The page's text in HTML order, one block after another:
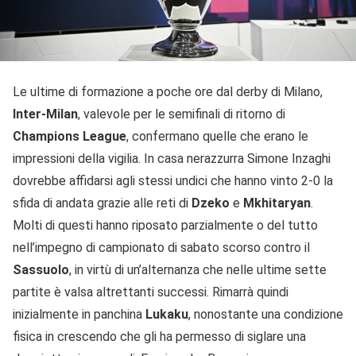
Le ultime di formazione a poche ore dal derby di Milano,
Inter-Milan, valevole per le semifinali di ritorno di
Champions League, confermano quelle che erano le
impressioni della vigilia. In casa nerazzurra Simone Inzaghi
dovrebbe affidarsi agli stessi undici che hanno vinto 2-0 la
sfida di andata grazie alle reti di Dzeko e Mkhitaryan.
Molti di questi hanno riposato parzialmente o del tutto
nell’impegno di campionato di sabato scorso contro il
Sassuolo, in virtù di un’alternanza che nelle ultime sette
partite è valsa altrettanti successi. Rimarrà quindi
inizialmente in panchina Lukaku, nonostante una condizione
fisica in crescendo che gli ha permesso di siglare una